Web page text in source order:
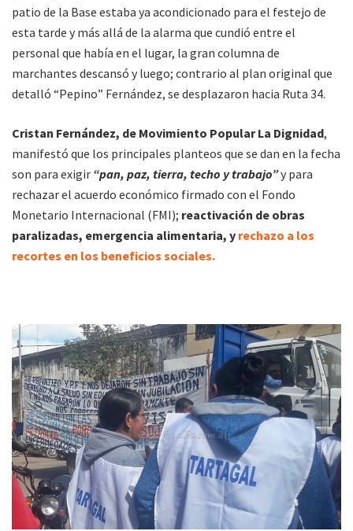
patio de la Base estaba ya acondicionado para el festejo de
esta tarde y más allá de la alarma que cundió entre el
personal que había en el lugar, la gran columna de
marchantes descansó y luego; contrario al plan original que
detalló “Pepino” Fernández, se desplazaron hacia Ruta 34.
Cristan Fernández, de Movimiento Popular La Dignidad,
manifestó que los principales planteos que se dan en la fecha
son para exigir “pan, paz, tierra, techo y trabajo”y para
rechazar el acuerdo económico firmado con el Fondo
Monetario Internacional (FMI); reactivación de obras
paralizadas, emergencia alimentaria, y rechazo a los
recortes en los beneficios sociales.